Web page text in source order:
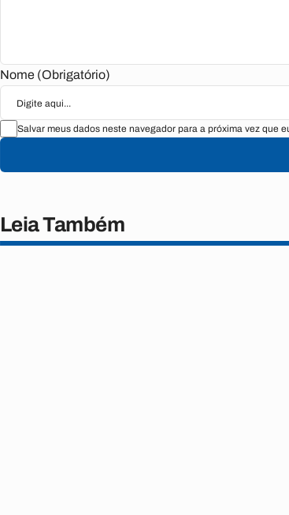
Nome (Obrigatório)
Salvar meus dados neste navegador para a próxima vez que
Leia Também